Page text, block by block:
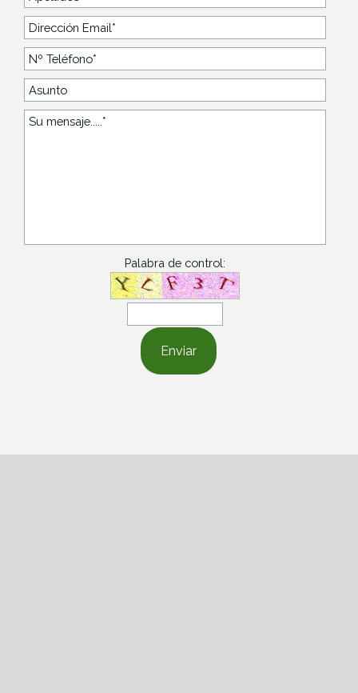
Palabra de control: